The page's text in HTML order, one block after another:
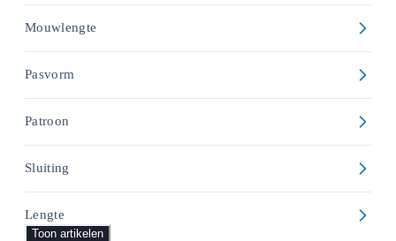
Mouwlengte
Pasvorm
Patroon
Sluiting
Lengte
Toon artikelen